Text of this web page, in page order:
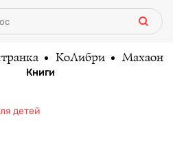
КоЛибри Махаон
Книги
детей